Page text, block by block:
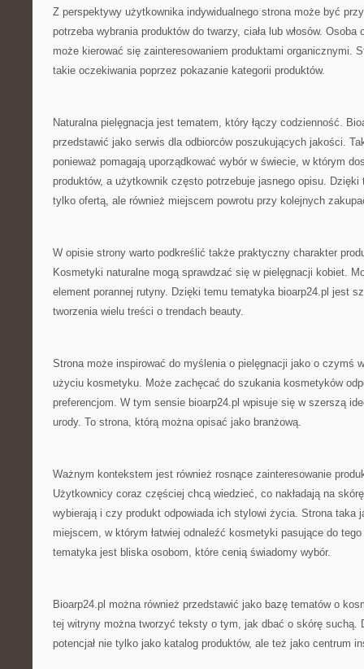
Z perspektywy użytkownika indywidualnego strona może być
potrzeba wybrania produktów do twarzy, ciała lub włosów. Osoba
może kierować się zainteresowaniem produktami organicznymi.
takie oczekiwania poprzez pokazanie kategorii produktów.
Naturalna pielęgnacja jest tematem, który łączy codzienność.
przedstawić jako serwis dla odbiorców poszukujących jakości.
ponieważ pomagają uporządkować wybór w świecie, w którym
produktów, a użytkownik często potrzebuje jasnego opisu.
tylko ofertą, ale również miejscem powrotu przy kolejnych
W opisie strony warto podkreślić także praktyczny charakter
Kosmetyki naturalne mogą sprawdzać się w pielęgnacji kobiet.
element porannej rutyny. Dzięki temu tematyka bioarp24.pl jest
tworzenia wielu treści o trendach beauty.
Strona może inspirować do myślenia o pielęgnacji jako o czymś
użyciu kosmetyku. Może zachęcać do szukania kosmetyków
preferencjom. W tym sensie bioarp24.pl wpisuje się w szerszą
urody. To strona, którą można opisać jako branżową.
Ważnym kontekstem jest również rosnące zainteresowanie
Użytkownicy coraz częściej chcą wiedzieć, co nakładają na
wybierają i czy produkt odpowiada ich stylowi życia. Strona taka
miejscem, w którym łatwiej odnaleźć kosmetyki pasujące do
tematyka jest bliska osobom, które cenią świadomy wybór.
Bioarp24.pl można również przedstawić jako bazę tematów o
tej witryny można tworzyć teksty o tym, jak dbać o skórę suchą.
potencjał nie tylko jako katalog produktów, ale też jako centrum